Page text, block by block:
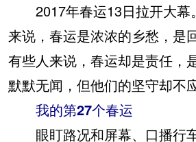
2017年春运13日拉开大幕
来说，春运是浓浓的乡愁，是
有些人来说，春运却是责任，
默默无闻，但他们的坚守却不
我的第27个春运
眼盯路况和屏幕、口播行